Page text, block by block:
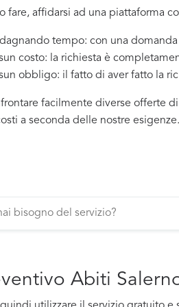
fare, affidarsi ad una piattaforma
tempo: con una
costo: la richiesta è
obbligo: il fatto di aver fatto la
facilmente diverse offerte
a seconda delle nostre esigenze.
Abiti